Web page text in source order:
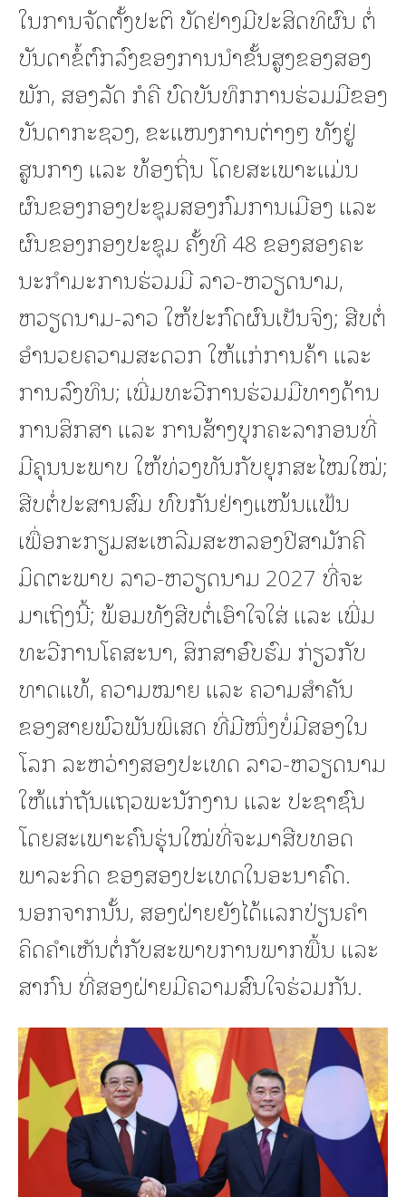
ໃນການຈັດຕັ້ງປະຕິ ບັດຢ່າງມີປະສິດທິຜົນ ຕໍ່
ບັນດາຂໍ້ຕົກລົງຂອງການນໍາຂັ້ນສູງຂອງສອງ
ພັກ, ສອງລັດ ກໍຄື ບົດບັນທຶກການຮ່ວມມືຂອງ
ບັນດາກະຊວງ, ຂະແໜງການຕ່າງໆ ທັງຢູ່
ສູນກາງ ແລະ ທ້ອງຖິ່ນ ໂດຍສະເພາະແມ່ນ
ຜົນຂອງກອງປະຊຸມສອງກົມການເມືອງ ແລະ
ຜົນຂອງກອງປະຊຸມ ຄັ້ງທີ 48 ຂອງສອງຄະ
ນະກໍາມະການຮ່ວມມື ລາວ-ຫວຽດນາມ,
ຫວຽດນາມ-ລາວ ໃຫ້ປະກົດຜົນເປັນຈິງ; ສືບຕໍ່
ອໍານວຍຄວາມສະດວກ ໃຫ້ແກ່ການຄ້າ ແລະ
ການລົງທຶນ; ເພີ່ມທະວີການຮ່ວມມືທາງດ້ານ
ການສຶກສາ ແລະ ການສ້າງບຸກຄະລາກອນທີ່
ມີຄຸນນະພາບ ໃຫ້ທ່ວງທັນກັບຍຸກສະໄໝໃໝ່;
ສືບຕໍ່ປະສານສົມ ທົບກັນຢ່າງແໜ້ນແຟ້ນ
ເພື່ອກະກຽມສະເຫລີມສະຫລອງປີສາມັກຄີ
ມິດຕະພາບ ລາວ-ຫວຽດນາມ 2027 ທີ່ຈະ
ມາເຖິງນີ້; ພ້ອມທັງສືບຕໍ່ເອົາໃຈໃສ່ ແລະ ເພີ່ມ
ທະວີການໂຄສະນາ, ສຶກສາອົບຮົມ ກ່ຽວກັບ
ທາດແທ້, ຄວາມໝາຍ ແລະ ຄວາມສໍາຄັນ
ຂອງສາຍພົວພັນພິເສດ ທີ່ມີໜຶ່ງບໍ່ມີສອງໃນ
ໂລກ ລະຫວ່າງສອງປະເທດ ລາວ-ຫວຽດນາມ
ໃຫ້ແກ່ຖັນແຖວພະນັກງານ ແລະ ປະຊາຊົນ
ໂດຍສະເພາະຄົນຮຸ່ນໃໝ່ທີ່ຈະມາສືບທອດ
ພາລະກິດ ຂອງສອງປະເທດໃນອະນາຄົດ.
ນອກຈາກນັ້ນ, ສອງຝ່າຍຍັງໄດ້ແລກປ່ຽນຄໍາ
ຄິດຄໍາເຫັນຕໍ່ກັບສະພາບການພາກພື້ນ ແລະ
ສາກົນ ທີ່ສອງຝ່າຍມີຄວາມສົນໃຈຮ່ວມກັນ.